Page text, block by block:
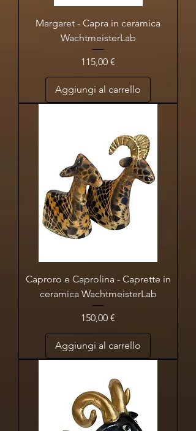
Margaret - Capra in ceramica
WachtmeisterLab
Prezzo
115,00 €
Aggiungi al carrello
Caproro e Caprolina - Caprette in
ceramica WachtmeisterLab
Prezzo
150,00 €
Aggiungi al carrello